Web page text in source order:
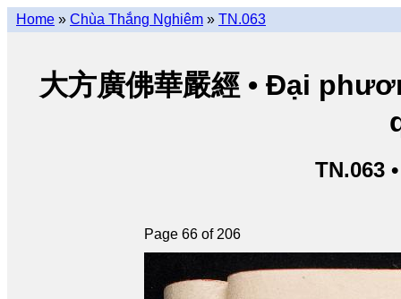
Home » Chùa Thắng Nghiêm » TN.063
大方廣佛華嚴經 • Đại
TN.063
Page 66 of 206